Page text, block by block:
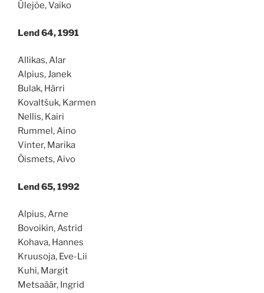
Ülejõe, Vaiko
Lend 64, 1991
Allikas, Alar
Alpius, Janek
Bulak, Härri
Kovaltšuk, Karmen
Nellis, Kairi
Rummel, Aino
Vinter, Marika
Õismets, Aivo
Lend 65, 1992
Alpius, Arne
Bovoikin, Astrid
Kohava, Hannes
Kruusoja, Eve-Lii
Kuhi, Margit
Metsaäär, Ingrid